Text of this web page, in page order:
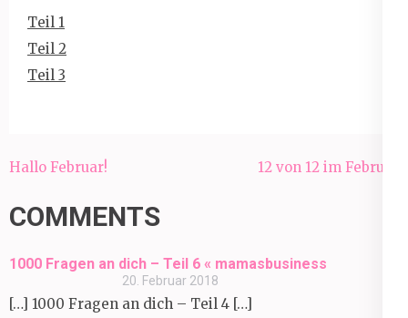
Teil 1
Teil 2
Teil 3
Beitragsnavigation
Hallo Februar! 12 von 12 im Februar
COMMENTS
1000 Fragen an dich – Teil 6 « mamasbusiness
20. Februar 2018
[…] 1000 Fragen an dich – Teil 4 […]